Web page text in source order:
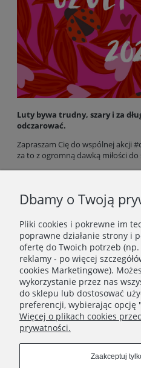
Luty bywa trudny, szary i za
odczarować.
Zapraszam Cię do wspólnej akcji
za to z ogromną dawką miłości do
Twoja codzienność zasługuje na
Dołącz do kobiecego
Dbamy o Twoją
Pliki cookies i pokrewne im
poprawne działanie strony i
ofertę do Twoich potrzeb
reklamy - po więcej
cookies Marketingowe).
wykorzystanie przez nas
do sklepu lub dostosować
preferencji, wybierając opcję
Więcej o plikach cookies
prywatności.
Zaakceptuj